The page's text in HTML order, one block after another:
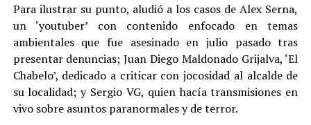
Para ilustrar su punto, aludió a los casos de Alex Serna,
un ‘youtuber’ con contenido enfocado en temas
ambientales que fue asesinado en julio pasado tras
presentar denuncias; Juan Diego Maldonado Grijalva, ‘El
Chabelo’, dedicado a criticar con jocosidad al alcalde de
su localidad; y Sergio VG, quien hacía transmisiones en
vivo sobre asuntos paranormales y de terror.